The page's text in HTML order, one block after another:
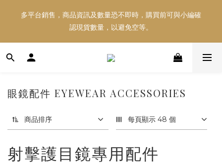
多平台銷售，商品資訊及數量恐不即時，購買前可與小編確
認現貨數量，以避免空等。
多平台銷售，商品資訊及數量恐不即時，購買前可與小編確
認現貨數量，以避免空等。
好東西跟好朋友分享～推薦好友一同享100元購物金！！！
多平台銷售，商品資訊及數量恐不即時，購買前可與小編確
眼鏡配件 EYEWEAR ACCESSORIES
商品排序 每頁顯示 48 個
射擊護目鏡專用配件